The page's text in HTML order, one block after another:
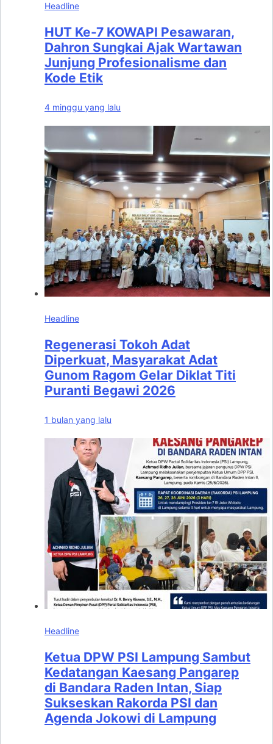
Headline
HUT Ke-7 KOWAPI Pesawaran,
Dahron Sungkai Ajak Wartawan
Junjung Profesionalisme dan
Kode Etik
4 minggu yang lalu
Headline
Regenerasi Tokoh Adat
Diperkuat, Masyarakat Adat
Gunom Ragom Gelar Diklat Titi
Puranti Begawi 2026
1 bulan yang lalu
Headline
Ketua DPW PSI Lampung Sambut
Kedatangan Kaesang Pangarep
di Bandara Raden Intan, Siap
Sukseskan Rakorda PSI dan
Agenda Jokowi di Lampung